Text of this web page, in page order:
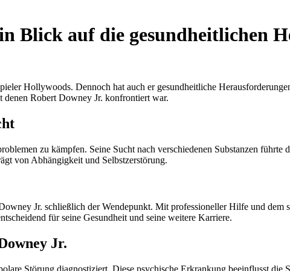
Blick auf die gesundheitlichen
Hollywoods. Dennoch hat auch er gesundheitliche
Robert Downey Jr. konfrontiert war.
zu kämpfen. Seine Sucht nach verschiedenen Substanzen führte
von Abhängigkeit und Selbstzerstörung.
Jr. schließlich der Wendepunkt. Mit professioneller Hilfe und dem
für seine Gesundheit und seine weitere Karriere.
Jr.
Störung diagnostiziert. Diese psychische Erkrankung beeinflusst